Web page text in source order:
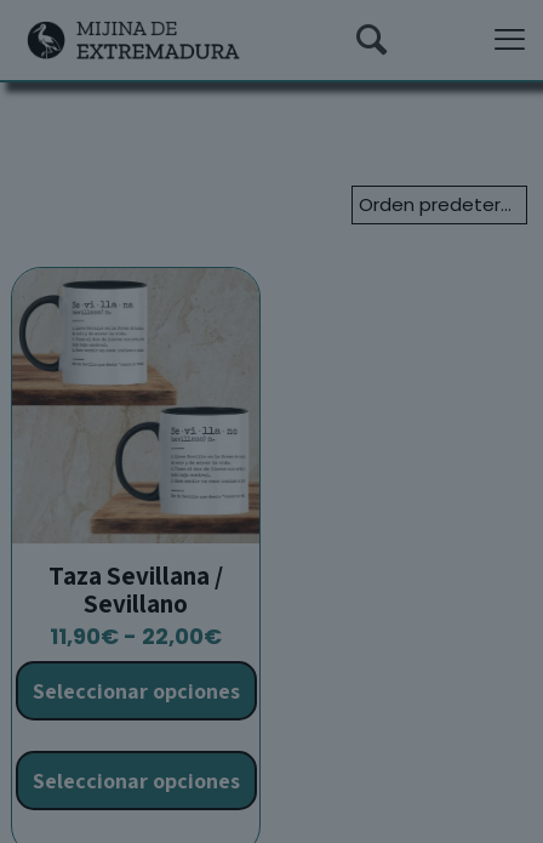
Taza Sevillana /
Sevillano
11,90€ - 22,00€Rango
de
precios:
desde
11,90€
hasta
22,00€
Seleccionar opciones
Seleccionar opciones
producto
tiene
múltiples